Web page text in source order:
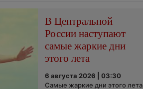
В Центральной
России наступают
самые жаркие дни
этого лета
6 августа 2026 | 03:30
Самые жаркие дни этого лета